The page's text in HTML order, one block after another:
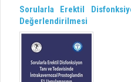
Sorularla Erektil
Değerlendirilmesi